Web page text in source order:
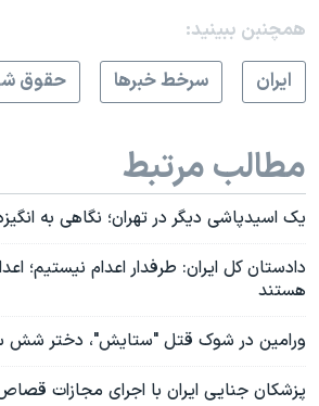
همچنبن ببینید:
ايران
سرخط خبرها حقوق
مطالب مرتبط
یک اسیدپاشی دیگر در تهران؛ نگاهی به
دادستان کل ایران: طرفدار اعدام نیستیم؛
هستند
ورامین در شوک قتل "ستایش"، دختر شش
پزشکان جنایی ایران با اجرای مجازات